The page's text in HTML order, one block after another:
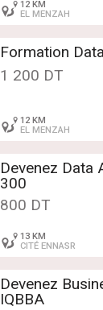
12 KM
EL MENZAH
Formation
1 200 DT
12 KM
EL MENZAH
Devenez Data
300
800 DT
13 KM
CITÉ ENNASR
Devenez
IQBBA